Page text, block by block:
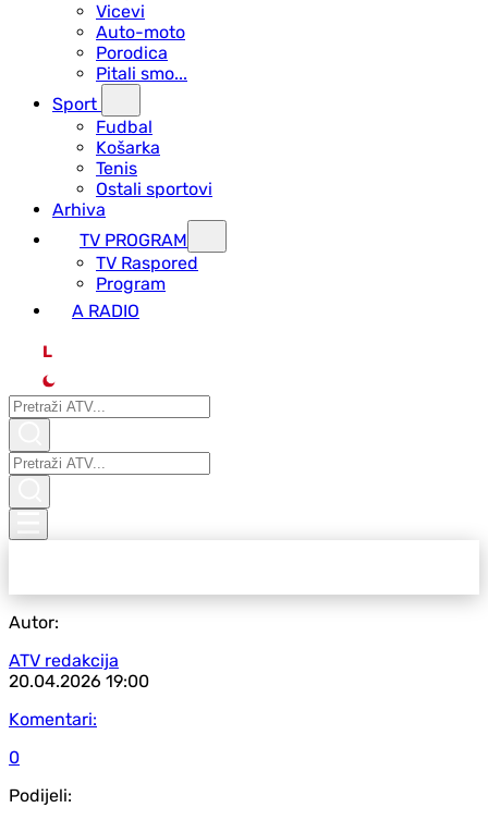
Vicevi
Auto-moto
Porodica
Pitali smo...
Sport
Fudbal
Košarka
Tenis
Ostali sportovi
Arhiva
TV PROGRAM
ТV Raspored
Program
A RADIO
L
Autor:
ATV redakcija
20.04.2026 19:00
Komentari:
0
Podijeli: